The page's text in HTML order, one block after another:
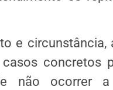
e circunstância,
concretos
não ocorrer